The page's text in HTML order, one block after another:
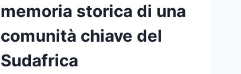
memoria storica di una
comunità chiave del
Sudafrica